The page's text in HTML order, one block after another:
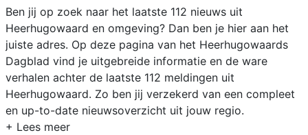
Ben jij op zoek naar het laatste 112 nieuws uit
Heerhugowaard en omgeving? Dan ben je hier aan het
juiste adres. Op deze pagina van het Heerhugowaards
Dagblad vind je uitgebreide informatie en de ware
verhalen achter de laatste 112 meldingen uit
Heerhugowaard. Zo ben jij verzekerd van een compleet
en up-to-date nieuwsoverzicht uit jouw regio.